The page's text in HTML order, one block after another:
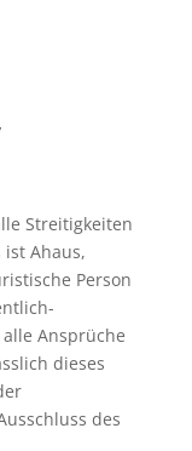
Streitigkeiten
Ahaus,
Person
Ansprüche
dieses
des